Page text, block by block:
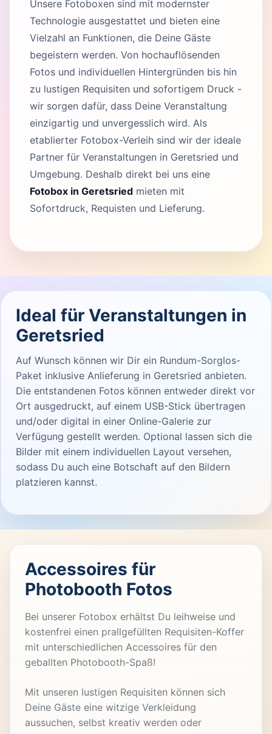
Unsere Fotoboxen sind mit modernster
Technologie ausgestattet und bieten eine
Vielzahl an Funktionen, die Deine Gäste
begeistern werden. Von hochauflösenden
Fotos und individuellen Hintergründen bis hin
zu lustigen Requisiten und sofortigem Druck -
wir sorgen dafür, dass Deine Veranstaltung
einzigartig und unvergesslich wird. Als
etablierter Fotobox-Verleih sind wir der ideale
Partner für Veranstaltungen in Geretsried und
Umgebung. Deshalb direkt bei uns eine
Fotobox in Geretsried mieten mit
Sofortdruck, Requisten und Lieferung.
Ideal für Veranstaltungen in
Geretsried
Auf Wunsch können wir Dir ein Rundum-Sorglos-
Paket inklusive Anlieferung in Geretsried anbieten.
Die entstandenen Fotos können entweder direkt vor
Ort ausgedruckt, auf einem USB-Stick übertragen
und/oder digital in einer Online-Galerie zur
Verfügung gestellt werden. Optional lassen sich die
Bilder mit einem individuellen Layout versehen,
sodass Du auch eine Botschaft auf den Bildern
platzieren kannst.
Accessoires für
Photobooth Fotos
Bei unserer Fotobox erhältst Du leihweise und
kostenfrei einen prallgefüllten Requisiten-Koffer
mit unterschiedlichen Accessoires für den
geballten Photobooth-Spaß!
Mit unseren lustigen Requisiten können sich
Deine Gäste eine witzige Verkleidung
aussuchen, selbst kreativ werden oder